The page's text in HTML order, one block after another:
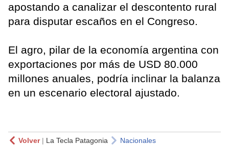
apostando a canalizar el descontento rural
para disputar escaños en el Congreso.
El agro, pilar de la economía argentina con
exportaciones por más de USD 80.000
millones anuales, podría inclinar la balanza
en un escenario electoral ajustado.
Volver| La Tecla Patagonia Nacionales